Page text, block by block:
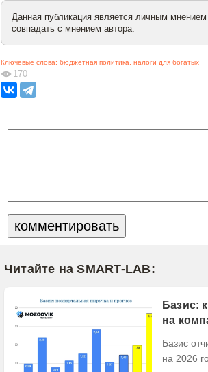
Данная публикация является личным
совпадать с мнением автора.
Ключевые слова: бюджетная политика налоги для богатых
170
Читайте на SMART-LAB:
Базис:
на
Базис
на 2026 год